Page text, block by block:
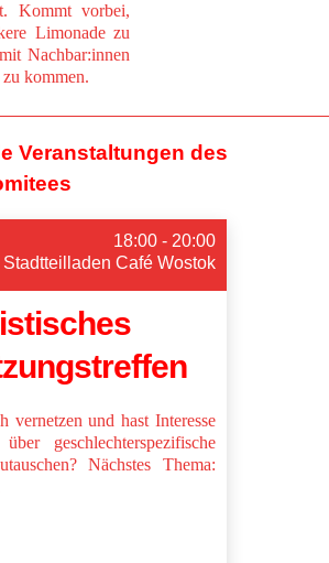
Kommt vorbei,
Limonade zu
Nachbar:innen
kommen.
Veranstaltungen des
18:00 - 20:00
Stadtteilladen Café Wostok
vernetzen und hast Interesse
geschlechterspezifische
Nächstes Thema: